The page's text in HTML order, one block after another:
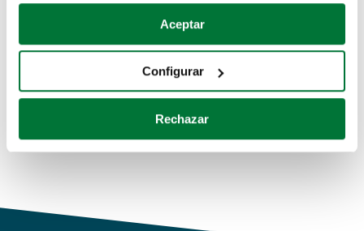
Si lo permite, también quisiéramos:
Recopilar información sobre su ubicación geográfica
Identificar su dispositivo analizándolo activamente
para buscar características específicas (huellas
Obtenga más información sobre cómo se procesan sus
de cookies.
Aceptar
Configurar
Rechazar
Coches de segunda mano
Coches de km0